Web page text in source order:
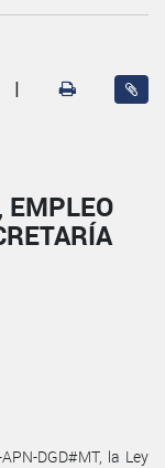
|
EMPLEO
DGD#MT, la Ley